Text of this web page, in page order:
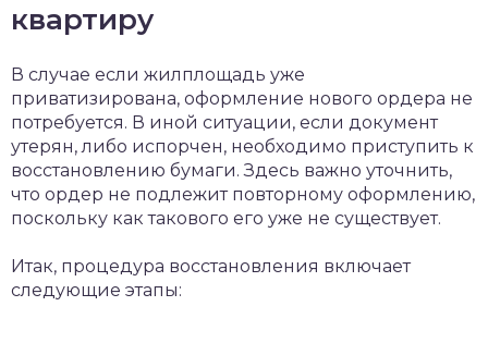
квартиру
В случае если жилплощадь уже
приватизирована, оформление нового ордера не
потребуется. В иной ситуации, если документ
утерян, либо испорчен, необходимо приступить к
восстановлению бумаги. Здесь важно уточнить,
что ордер не подлежит повторному оформлению,
поскольку как такового его уже не существует.
Итак, процедура восстановления включает
следующие этапы: